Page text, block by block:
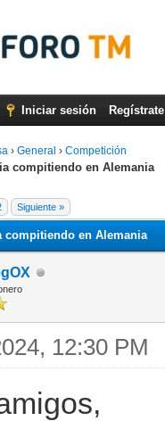
Iniciar sesión Regístrate
› General › Competición
compitiendo en Alemania
Siguiente »
compitiendo en Alemania
12:30 PM